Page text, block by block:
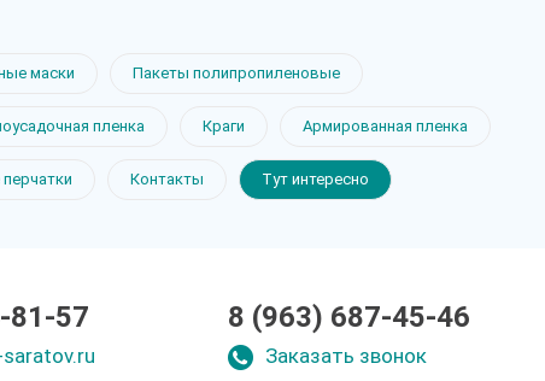
маски Пакеты полипропиленовые
пленка Краги Армированная пленка
Контакты Тут интересно
81-57 8 (963) 687-45-46
Заказать звонок